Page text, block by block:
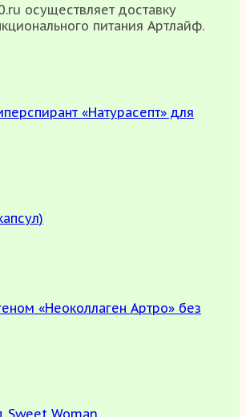
осуществляет доставку
питания Артлайф.
«Натурасепт» для
«Неоколлаген Артро» без
Sweet Woman